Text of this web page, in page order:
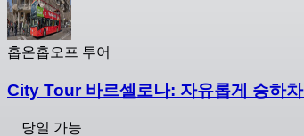
홉온홉오프 투어
City Tour 바르셀로나: 자유롭게 승하
당일 가능